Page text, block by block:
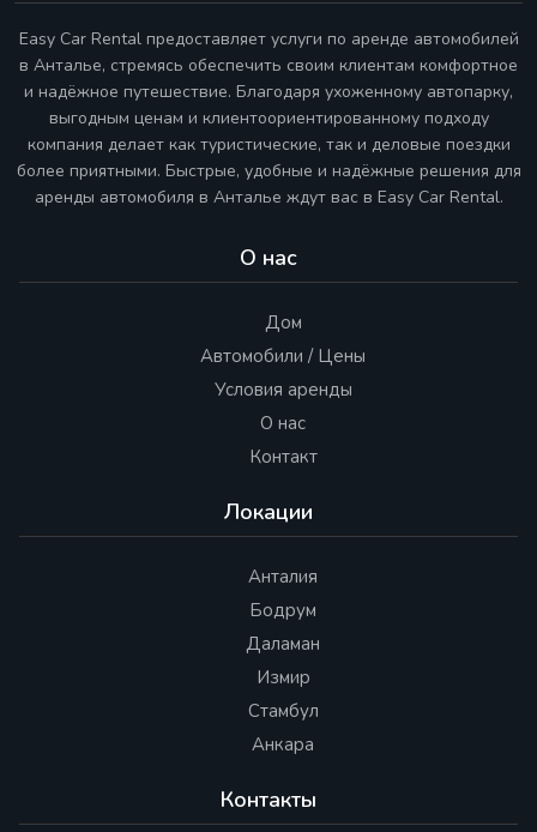
Easy Car Rental предоставляет услуги по аренде автомобилей
в Анталье, стремясь обеспечить своим клиентам комфортное
и надёжное путешествие. Благодаря ухоженному автопарку,
выгодным ценам и клиентоориентированному подходу
компания делает как туристические, так и деловые поездки
более приятными. Быстрые, удобные и надёжные решения для
аренды автомобиля в Анталье ждут вас в Easy Car Rental.
О нас
Дом
Автомобили / Цены
Условия аренды
О нас
Контакт
Локации
Анталия
Бодрум
Даламан
Измир
Стамбул
Анкара
Контакты